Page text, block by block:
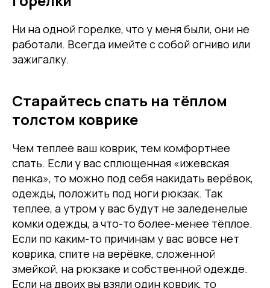
Ни на одной горелке, что у меня были, они не
работали. Всегда имейте с собой огниво или
зажигалку.
Старайтесь спать на тёплом
толстом коврике
Чем теплее ваш коврик, тем комфортнее
спать. Если у вас сплющенная «ижевская
пенка», то можно под себя накидать верёвок,
одежды, положить под ноги рюкзак. Так
теплее, а утром у вас будут не заледенелые
комки одежды, а что-то более-менее тёплое.
Если по каким-то причинам у вас вовсе нет
коврика, спите на верёвке, сложенной
змейкой, на рюкзаке и собственной одежде.
Если на двоих вы взяли один коврик, то